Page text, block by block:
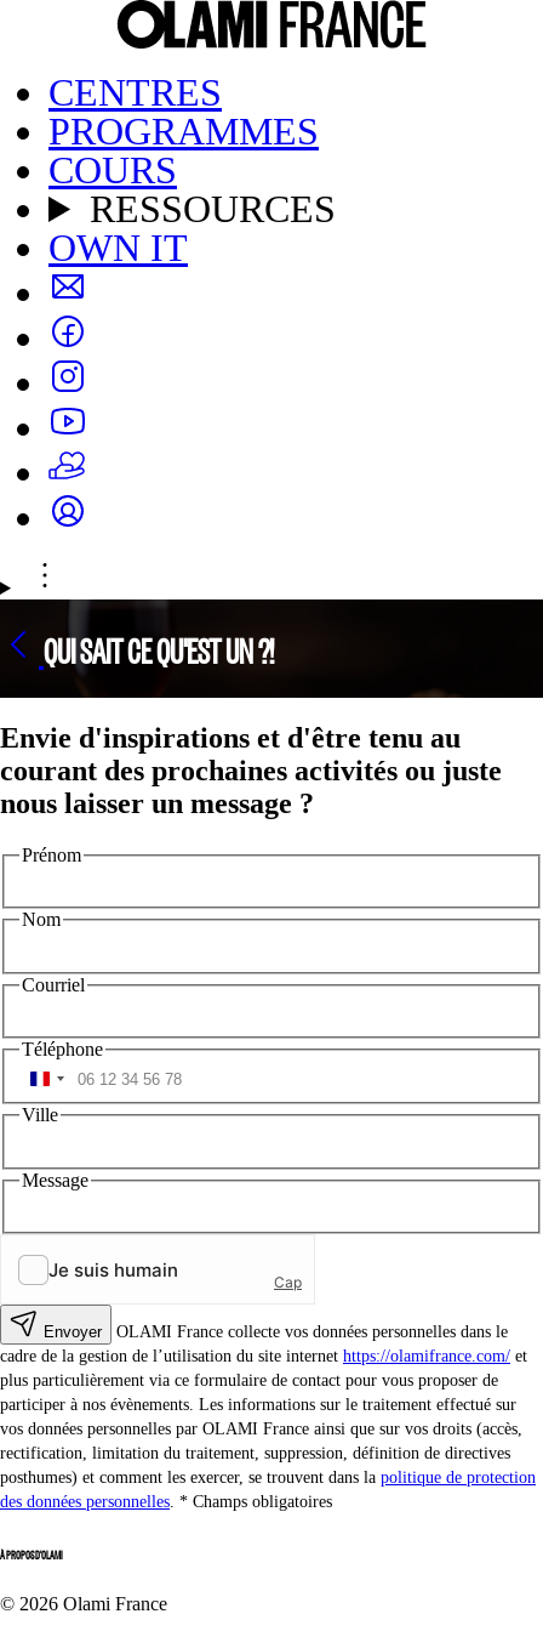
CENTRES
PROGRAMMES
COURS
RESSOURCES
OWN IT
QUI SAIT CE QU'EST UN ?!
Envie d'inspirations et d'être tenu au
courant des prochaines activités ou juste
nous laisser un message ?
Prénom
Nom
Courriel
Téléphone
Ville
Message
Envoyer
OLAMI France collecte vos données personnelles dans le
cadre de la gestion de l’utilisation du site internet https://olamifrance.com/ et
plus particulièrement via ce formulaire de contact pour vous proposer de
participer à nos évènements. Les informations sur le traitement effectué sur
vos données personnelles par OLAMI France ainsi que sur vos droits (accès,
rectification, limitation du traitement, suppression, définition de directives
posthumes) et comment les exercer, se trouvent dans la politique de protection
des données personnelles. Champs obligatoires
À PROPOS D'OLAMI
© 2026 Olami France